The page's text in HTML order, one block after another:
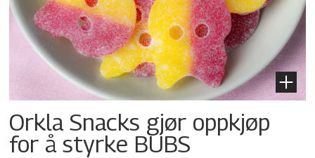
Orkla Snacks gjør oppkjøp
for å styrke BUBS